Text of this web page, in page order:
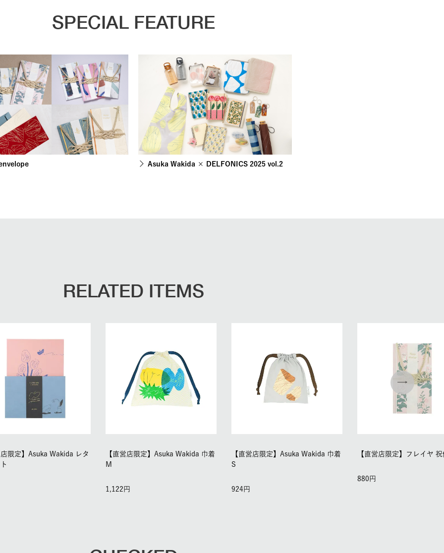
SPECIAL FEATURE
Asuka Wakida × DELFONICS 2025 vol.2
RELATED ITEMS
限定】Asuka Wakida レタ
【直営店限定】Asuka Wakida 巾着
M
1,122
【直営店限定】Asuka Wakida 巾着
S
924
【直営店限定】フレイヤ
880